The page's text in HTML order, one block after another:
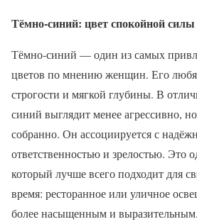
Тёмно-синий: цвет спокойной силы
Тёмно-синий — один из самых
цветов по мнению женщин. Его
строгости и мягкой глубины. В
синий выглядит менее агрессивно,
собранно. Он ассоциируется с
ответственностью и зрелостью. Это
который лучше всего подходит для
время: ресторанное или уличное
более насыщенным и